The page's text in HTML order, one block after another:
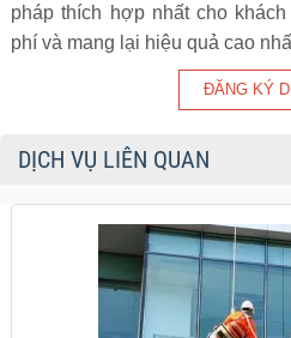
pháp thích hợp nhất cho
phí và mang lại hiệu quả cao
DỊCH VỤ LIÊN QUAN